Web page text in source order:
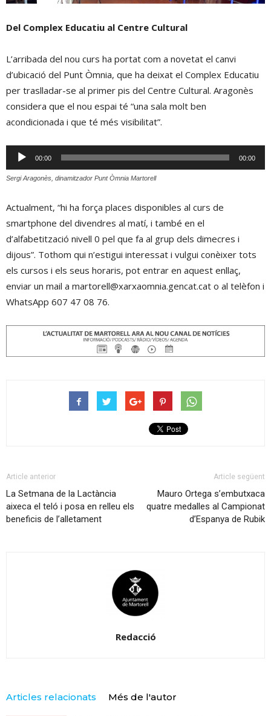
Del Complex Educatiu al Centre Cultural
L’arribada del nou curs ha portat com a novetat el canvi
d’ubicació del Punt Òmnia, que ha deixat el Complex Educatiu
per traslladar-se al primer pis del Centre Cultural. Aragonès
considera que el nou espai té “una sala molt ben
acondicionada i que té més visibilitat”.
Reproductor
d'àudio
00:00 00:00
Sergi Aragonès, dinamitzador Punt Òmnia Martorell
Actualment, “hi ha força places disponibles al curs de
smartphone del divendres al matí, i també en el
d’alfabetització nivell 0 pel que fa al grup dels dimecres i
dijous”. Tothom qui n’estigui interessat i vulgui conèixer tots
els cursos i els seus horaris, pot entrar en aquest enllaç,
enviar un mail a martorell@xarxaomnia.gencat.cat o al telèfon i
WhatsApp 607 47 08 76.
Article anterior
La Setmana de la Lactància
aixeca el teló i posa en relleu els
beneficis de l’alletament
Article següent
Mauro Ortega s’embutxaca
quatre medalles al Campionat
d’Espanya de Rubik
Redacció
Articles relacionats Més de l'autor